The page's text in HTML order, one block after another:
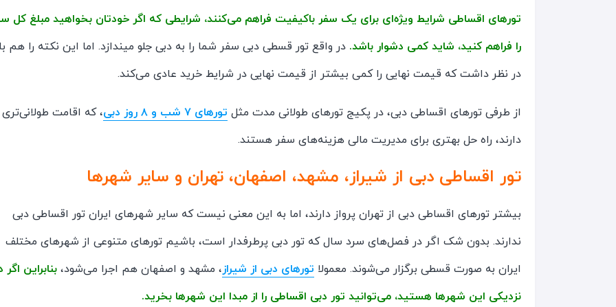
تورهای اقساطی شرایط ویژه‌ای برای یک سفر باکیفیت فراهم می‌کنند، شرایطی که اگر خودتان بخواهید مبلغ کل
را فراهم کنید، شاید کمی دشوار باشد. در واقع تور قسطی دبی سفر شما را به دبی جلو میندازد. اما این نکته را هم
در نظر داشت که قیمت نهایی را کمی بیشتر از قیمت نهایی در شرایط خرید عادی می‌کند.
از طرفی تورهای اقساطی دبی، در پکیج تورهای طولانی مدت مثل تورهای ۷ شب و ۸ روز دبی
، که اقامت طولانی‌تری
دارند، راه حل بهتری برای مدیریت مالی هزینه‌های سفر هستند.
تور اقساطی دبی از شیراز، مشهد، اصفهان، تهران و سایر شهرها
بیشتر تورهای اقساطی دبی از تهران پرواز دارند، اما به این معنی نیست که سایر شهرهای ایران تور اقساطی دبی
ندارند. بدون شک اگر در فصل‌های سرد سال که تور دبی پرطرفدار است، باشیم تورهای متنوعی از شهرهای مختلف
ایران به صورت قسطی برگزار می‌شوند. معمولا تورهای دبی از شیراز، مشهد و اصفهان هم اجرا می‌شود، بنابراین اگر
نزدیکی این شهرها هستید، می‌توانید تور دبی اقساطی را از مبدا این شهرها بخرید.